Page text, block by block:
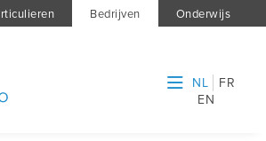
Bedrijven Onderwijs
NL
FR
EN